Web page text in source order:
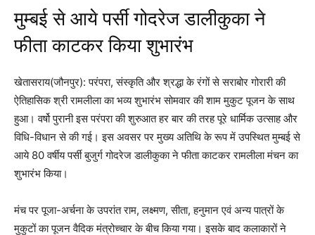
मुम्बई से आये पर्सी गोदरेज डालीकुका ने
फीता काटकर किया शुभारंभ
खेतासराय(जौनपुर): परंपरा, संस्कृति और श्रद्धा के रंगों से सराबोर गोरारी की
ऐतिहासिक श्री रामलीला का भव्य शुभारंभ सोमवार की शाम मुकुट पूजन के साथ
हुआ। वर्षो पुरानी इस परंपरा की शुरुआत हर बार की तरह पूरे धार्मिक उत्साह और
विधि-विधान से की गई। इस अवसर पर मुख्य अतिथि के रूप में उपस्थित मुम्बई से
आये 80 वर्षीय पर्सी बुजुर्ग गोदरेज डालीकुका ने फीता काटकर रामलीला मंचन का
शुभारंभ किया।
मंच पर पूजा-अर्चना के उपरांत राम, लक्ष्मण, सीता, हनुमान एवं अन्य पात्रों के
मुकुटों का पूजन वैदिक मंत्रोच्चार के बीच किया गया। इसके बाद कलाकारों ने